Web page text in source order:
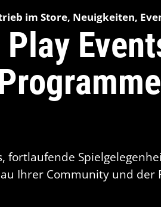
im Store, Neuigkeiten,
fortlaufende
Ihrer Community und der